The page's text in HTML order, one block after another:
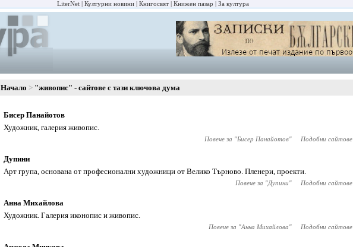
LiterNet Културни новини Книгосвят Книжен пазар За култура
Начало "живопис" - сайтове с тази ключова дума
Бисер Панайотов
Художник, галерия живопис.
Повече за "Бисер Панайотов" Подобни сайтове
Дупини
Арт група, основана от професионални художници от Велико Търново. Пленери, проекти.
Повече за "Дупини" Подобни сайтове
Анна Михайлова
Художник. Галерия иконопис и живопис.
Повече за "Анна Михайлова" Подобни сайтове